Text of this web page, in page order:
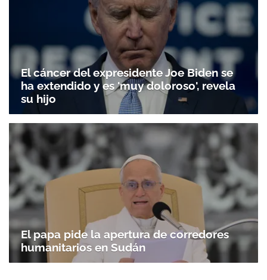
El cáncer del expresidente Joe Biden se
ha extendido y es 'muy doloroso', revela
su hijo
El papa pide la apertura de corredores
humanitarios en Sudán